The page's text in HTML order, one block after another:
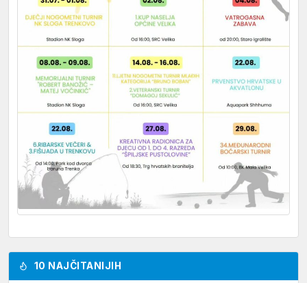
10 NAJČITANIJIH